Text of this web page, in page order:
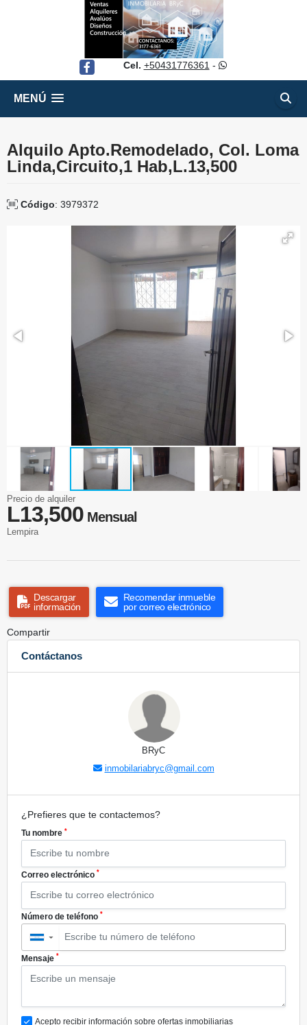
Facebook Cel. +50431776361 -
MENÚ
Alquilo Apto.Remodelado, Col. Loma
Linda,Circuito,1 Hab,L.13,500
Código: 3979372
Precio de alquiler
L13,500 Mensual
Lempira
Descargar
información
Recomendar inmueble
por correo electrónico
Compartir
Contáctanos
BRyC
inmobilariabryc@gmail.com
¿Prefieres que te contactemos?
Tu nombre *
Correo electrónico *
Número de teléfono *
▼
Mensaje *
Acepto recibir información sobre ofertas inmobiliarias